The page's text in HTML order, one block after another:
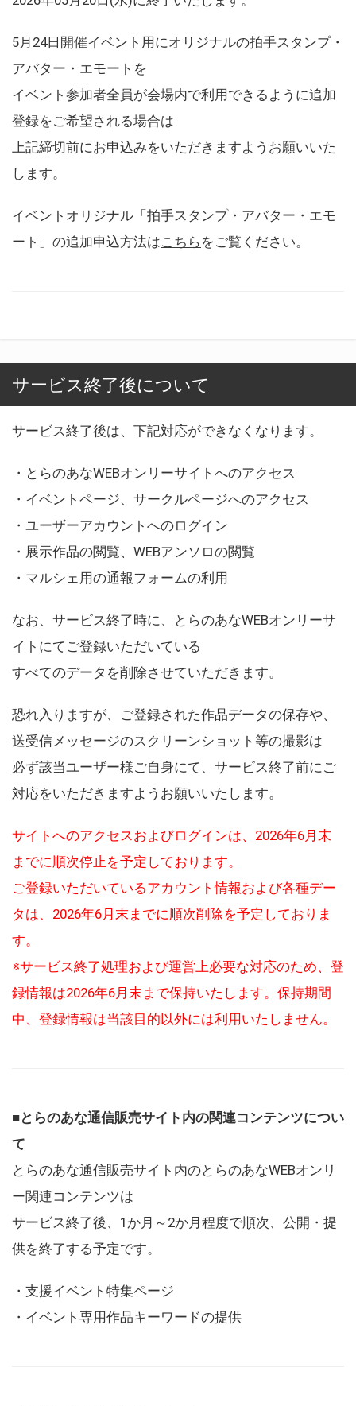
5月24日開催イベント用にオリジナルの拍手スタンプ・
アバター・エモートを
イベント参加者全員が会場内で利用できるように追加
登録をご希望される場合は
上記締切前にお申込みをいただきますようお願いいた
します。
イベントオリジナル「拍手スタンプ・アバター・エモ
ート」の追加申込方法はこちら をご覧ください。
サービス終了後について
サービス終了後は、下記対応ができなくなります。
・とらのあなWEBオンリーサイトへのアクセス
・イベントページ、サークルページへのアクセス
・ユーザーアカウントへのログイン
・展示作品の閲覧、WEBアンソロの閲覧
・マルシェ用の通報フォームの利用
なお、サービス終了時に、とらのあなWEBオンリーサ
イトにてご登録いただいている
すべてのデータを削除させていただきます。
恐れ入りますが、ご登録された作品データの保存や、
送受信メッセージのスクリーンショット等の撮影は
必ず該当ユーザー様ご自身にて、サービス終了前にご
対応をいただきますようお願いいたします。
サイトへのアクセスおよびログインは、2026年6月末
までに順次停止を予定しております。
ご登録いただいているアカウント情報および各種デー
タは、2026年6月末までに順次削除を予定しておりま
す。
※サービス終了処理および運営上必要な対応のため、登
録情報は2026年6月末まで保持いたします。保持期間
中、登録情報は当該目的以外には利用いたしません。
■とらのあな通信販売サイト内の関連コンテンツについ
て
とらのあな通信販売サイト内のとらのあなWEBオンリ
ー関連コンテンツは
サービス終了後、1か月～2か月程度で順次、公開・提
供を終了する予定です。
・支援イベント特集ページ
・イベント専用作品キーワードの提供